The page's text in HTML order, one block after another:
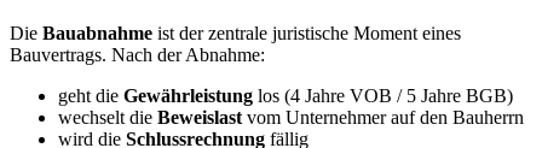
Die Bauabnahme ist der zentrale juristische Moment eines
Bauvertrags. Nach der Abnahme:
geht die Gewährleistung los (4 Jahre VOB / 5 Jahre BGB)
wechselt die Beweislast vom Unternehmer auf den Bauherrn
wird die Schlussrechnung fällig